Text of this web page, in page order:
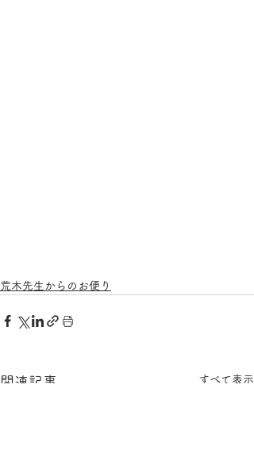
荒木先生からのお便り
関連記事 すべて表示